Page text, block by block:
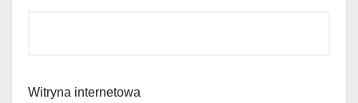
Witryna internetowa